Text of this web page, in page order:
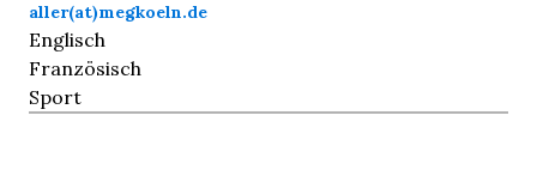
aller(at)megkoeln.de
Englisch
Französisch
Sport